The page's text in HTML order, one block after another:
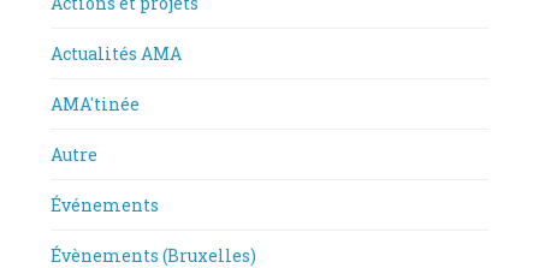
Actualités AMA
AMA'tinée
Autre
Événements
Évènements (Bruxelles)